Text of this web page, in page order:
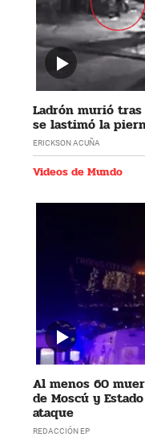
Ladrón murió
se lastimó la
ERICKSON ACUÑA
Videos de Mundo
Al menos 60
de Moscú y
ataque
REDACCIÓN EP